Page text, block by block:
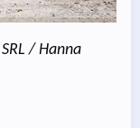
/ Hanna